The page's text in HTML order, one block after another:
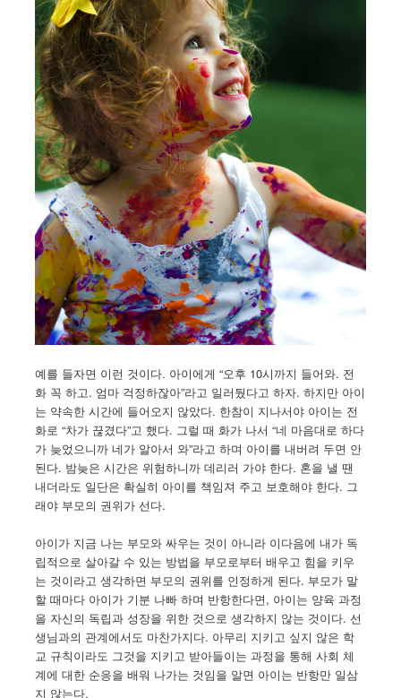
예를 들자면 이런 것이다. 아이에게 “오후 10시까지 들어와. 전
화 꼭 하고. 엄마 걱정하잖아”라고 일러뒀다고 하자. 하지만 아이
는 약속한 시간에 들어오지 않았다. 한참이 지나서야 아이는 전
화로 “차가 끊겼다”고 했다. 그럴 때 화가 나서 “네 마음대로 하다
가 늦었으니까 네가 알아서 와”라고 하며 아이를 내버려 두면 안
된다. 밤늦은 시간은 위험하니까 데리러 가야 한다. 혼을 낼 땐
내더라도 일단은 확실히 아이를 책임져 주고 보호해야 한다. 그
래야 부모의 권위가 선다.
아이가 지금 나는 부모와 싸우는 것이 아니라 이다음에 내가 독
립적으로 살아갈 수 있는 방법을 부모로부터 배우고 힘을 키우
는 것이라고 생각하면 부모의 권위를 인정하게 된다. 부모가 말
할 때마다 아이가 기분 나빠 하며 반항한다면, 아이는 양육 과정
을 자신의 독립과 성장을 위한 것으로 생각하지 않는 것이다. 선
생님과의 관계에서도 마찬가지다. 아무리 지키고 싶지 않은 학
교 규칙이라도 그것을 지키고 받아들이는 과정을 통해 사회 체
계에 대한 순응을 배워 나가는 것임을 알면 아이는 반항만 일삼
지 않는다.